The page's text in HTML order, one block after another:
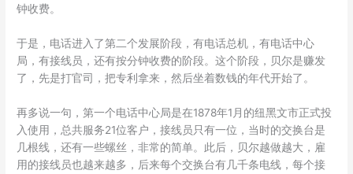
钟收费。
于是，电话进入了第二个发展阶段，有电话总机，有电话中心
局，有接线员，还有按分钟收费的阶段。这个阶段，贝尔是赚发
了，先是打官司，把专利拿来，然后坐着数钱的年代开始了。
再多说一句，第一个电话中心局是在1878年1月的纽黑文市正式投
入使用，总共服务21位客户，接线员只有一位，当时的交换台是
几根线，还有一些螺丝，非常的简单。此后，贝尔越做越大，雇
用的接线员也越来越多，后来每个交换台有几千条电线，每个接